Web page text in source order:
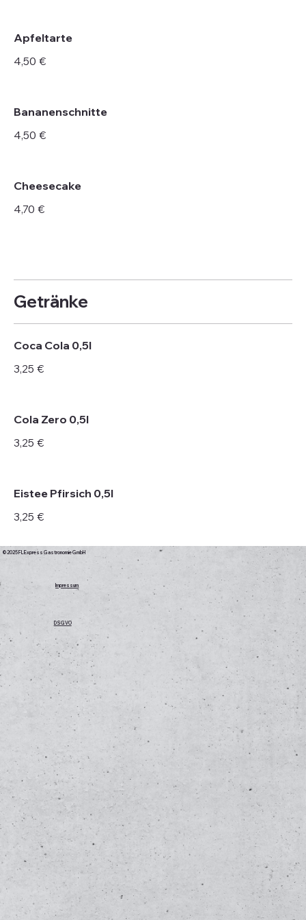
Apfeltarte
4,50 €
Bananenschnitte
4,50 €
Cheesecake
4,70 €
Getränke
Coca Cola 0,5l
3,25 €
Cola Zero 0,5l
3,25 €
Eistee Pfirsich 0,5l
3,25 €
© 2025 FL Express Gastronomie GmbH
Impressum
DSGVO